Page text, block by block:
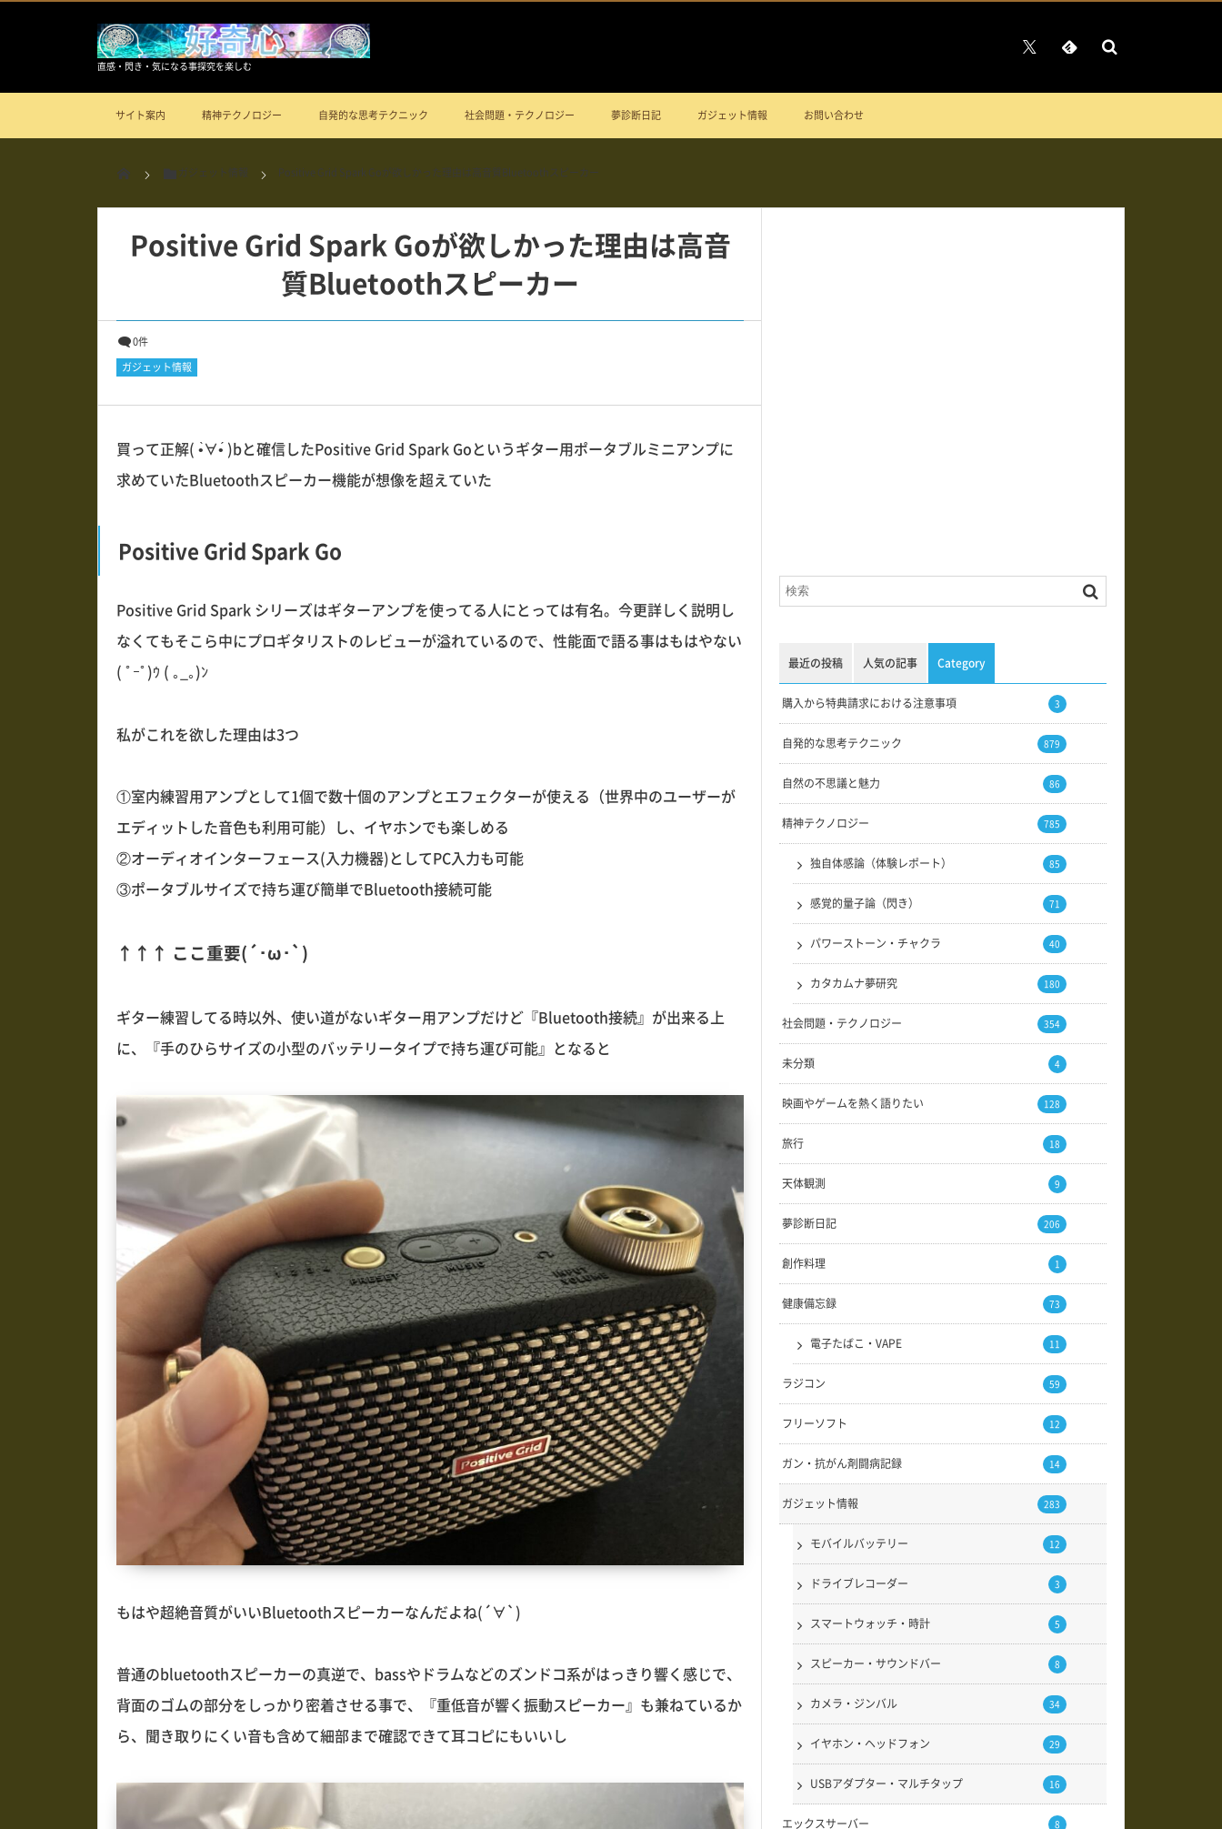
直感・閃き・気になる事探究を楽しむ
サイト案内 精神テクノロジー 自発的な思考テクニック 社会問題・テクノロジー 夢診断日記 ガジェット情報 お問い合わせ
ガジェット情報 Positive Grid Spark Goが欲しかった理由は高音質Bluetoothスピーカー
Positive Grid Spark Goが欲しかった理由は高音
質Bluetoothスピーカー
0件
ガジェット情報
買って正解( •̀∀•́ )bと確信したPositive Grid Spark Goというギター用ポータブルミニアンプに
求めていたBluetoothスピーカー機能が想像を超えていた
Positive Grid Spark Go
Positive Grid Spark シリーズはギターアンプを使ってる人にとっては有名。今更詳しく説明し
なくてもそこら中にプロギタリストのレビューが溢れているので、性能面で語る事はもはやない
( ﾟｰﾟ)ｳ ( ｡_｡)ﾝ
私がこれを欲した理由は3つ
①室内練習用アンプとして1個で数十個のアンプとエフェクターが使える（世界中のユーザーが
エディットした音色も利用可能）し、イヤホンでも楽しめる
②オーディオインターフェース(入力機器)としてPC入力も可能
③ポータブルサイズで持ち運び簡単でBluetooth接続可能
↑↑↑ ここ重要(´･ω･`)
ギター練習してる時以外、使い道がないギター用アンプだけど『Bluetooth接続』が出来る上
に、『手のひらサイズの小型のバッテリータイプで持ち運び可能』となると
もはや超絶音質がいいBluetoothスピーカーなんだよね(´∀`)
普通のbluetoothスピーカーの真逆で、bassやドラムなどのズンドコ系がはっきり響く感じで、
背面のゴムの部分をしっかり密着させる事で、『重低音が響く振動スピーカー』も兼ねているか
ら、聞き取りにくい音も含めて細部まで確認できて耳コピにもいいし
最近の投稿 人気の記事 Category
購入から特典請求における注意事項 3
自発的な思考テクニック 879
自然の不思議と魅力 86
精神テクノロジー 785
独自体感論（体験レポート） 85
感覚的量子論（閃き） 71
パワーストーン・チャクラ 40
カタカムナ夢研究 180
社会問題・テクノロジー 354
未分類 4
映画やゲームを熱く語りたい 128
旅行 18
天体観測 9
夢診断日記 206
創作料理 1
健康備忘録 73
電子たばこ・VAPE 11
ラジコン 59
フリーソフト 12
ガン・抗がん剤闘病記録 14
ガジェット情報 283
モバイルバッテリー 12
ドライブレコーダー 3
スマートウォッチ・時計 5
スピーカー・サウンドバー 8
カメラ・ジンバル 34
イヤホン・ヘッドフォン 29
USBアダプター・マルチタップ 16
エックスサーバー 8